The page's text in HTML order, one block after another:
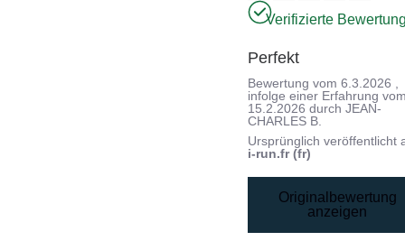
Verifizierte
Perfekt
Bewertung vom6.3.2026 ,
infolge einer Erfahrung
15.2.2026 durchJEAN-
CHARLES B.
Ursprünglich veröffentlicht
i-run.fr (fr)
Originalbewertung
anzeigen